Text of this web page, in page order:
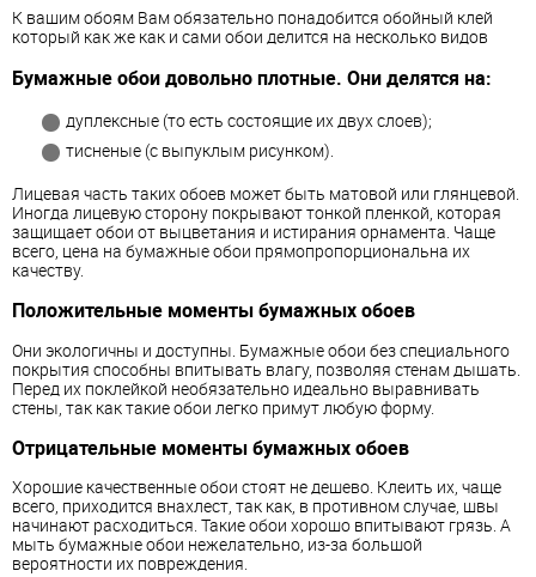
К вашим обоям Вам обязательно понадобится обойный клей
который как же как и сами обои делится на несколько видов
Бумажные обои довольно плотные. Они делятся на:
дуплексные (то есть состоящие их двух слоев);
тисненые (с выпуклым рисунком).
Лицевая часть таких обоев может быть матовой или глянцевой.
Иногда лицевую сторону покрывают тонкой пленкой, которая
защищает обои от выцветания и истирания орнамента. Чаще
всего, цена на бумажные обои прямопропорциональна их
качеству.
Положительные моменты бумажных обоев
Они экологичны и доступны. Бумажные обои без специального
покрытия способны впитывать влагу, позволяя стенам дышать.
Перед их поклейкой необязательно идеально выравнивать
стены, так как такие обои легко примут любую форму.
Отрицательные моменты бумажных обоев
Хорошие качественные обои стоят не дешево. Клеить их, чаще
всего, приходится внахлест, так как, в противном случае, швы
начинают расходиться. Такие обои хорошо впитывают грязь. А
мыть бумажные обои нежелательно, из-за большой
вероятности их повреждения.